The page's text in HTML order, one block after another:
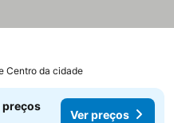
Centro da cidade
preços
Ver preços